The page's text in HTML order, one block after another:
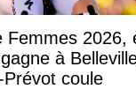
Femmes 2026,
à
coule